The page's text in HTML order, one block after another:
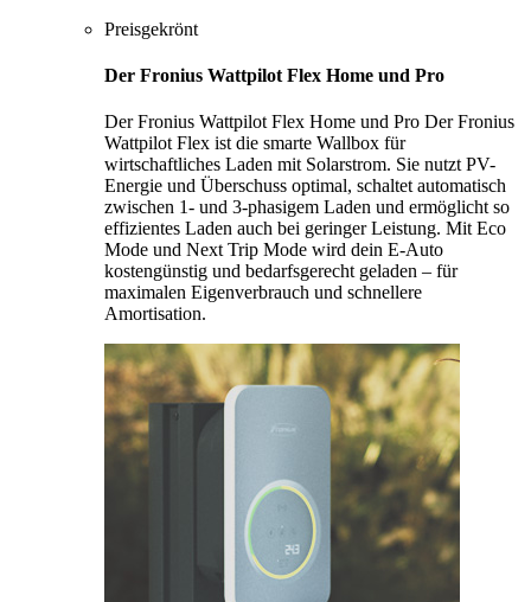
Preisgekrönt
Der Fronius Wattpilot Flex Home und Pro
Der Fronius Wattpilot Flex Home und Pro Der Fronius
Wattpilot Flex ist die smarte Wallbox für
wirtschaftliches Laden mit Solarstrom. Sie nutzt PV-
Energie und Überschuss optimal, schaltet automatisch
zwischen 1- und 3-phasigem Laden und ermöglicht so
effizientes Laden auch bei geringer Leistung. Mit Eco
Mode und Next Trip Mode wird dein E-Auto
kostengünstig und bedarfsgerecht geladen – für
maximalen Eigenverbrauch und schnellere
Amortisation.